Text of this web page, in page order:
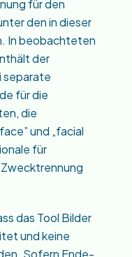
für den
den in dieser
In beobachteten
der
separate
für die
die
und „facial
für
das Tool Bilder
und keine